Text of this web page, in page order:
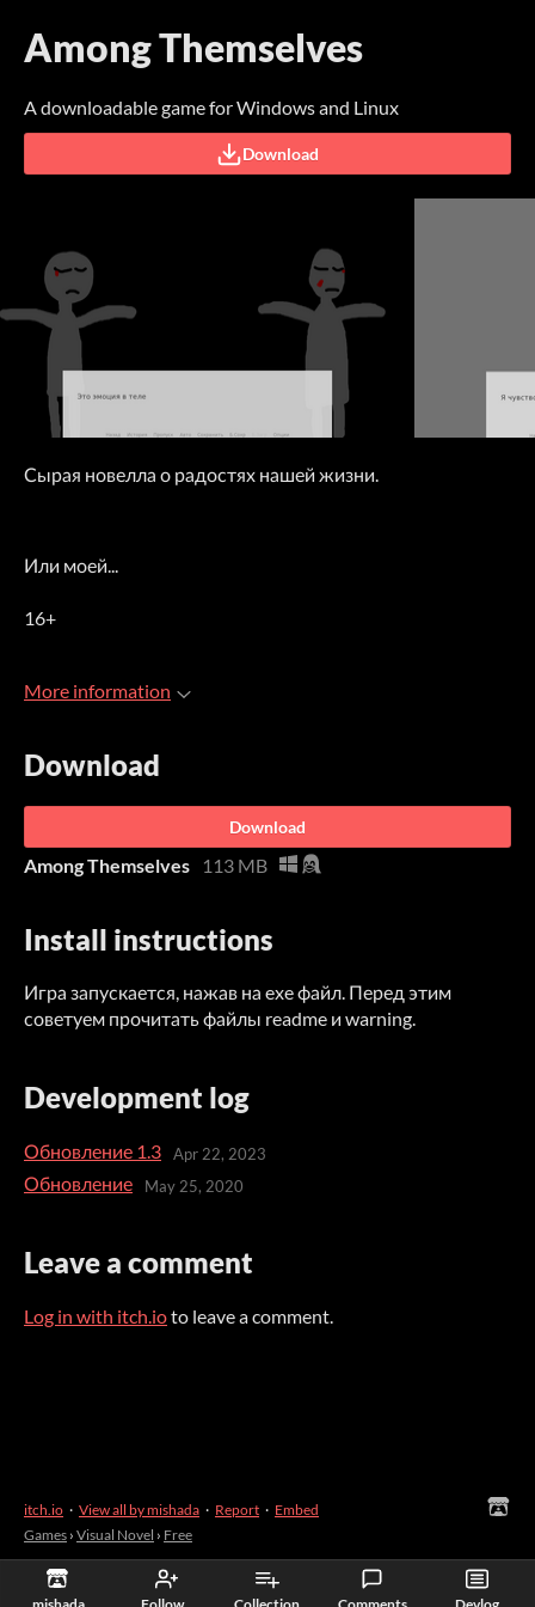
Among Themselves
A downloadable game for Windows and Linux
Download
Сырая новелла о радостях нашей жизни.
Или моей...
16+
More information
Download
Download
Among Themselves 113 MB
Install instructions
Игра запускается, нажав на exe файл. Перед этим
советуем прочитать файлы readme и warning.
Development log
Обновление 1.3 Apr 22, 2023
Обновление May 25, 2020
Leave a comment
Log in with itch.ioto leave a comment.
itch.io · View all by mishada · Report · Embed
Games › Visual Novel › Free